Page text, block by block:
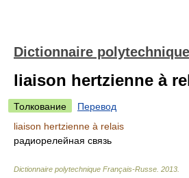
Dictionnaire
liaison hertzienne à
Толкование
Перевод
liaison hertzienne à relais
радиорелейная связь
Dictionnaire polytechnique Français-Russe 2013